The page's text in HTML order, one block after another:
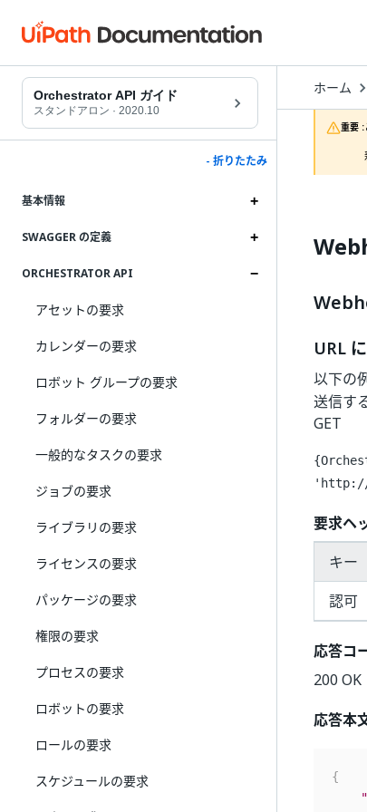
Orchestrator API ガイド
スタンドアロン · 2020.10
- 折りたたみ
基本情報
SWAGGER の定義
ORCHESTRATOR API
アセットの要求
カレンダーの要求
ロボット グループの要求
フォルダーの要求
一般的なタスクの要求
ジョブの要求
ライブラリの要求
ライセンスの要求
パッケージの要求
権限の要求
プロセスの要求
ロボットの要求
ロールの要求
スケジュールの要求
ホーム
重要 :
URL
以下の
送信す
GET
'http://
要求ヘ
キー
認可
応答コ
200 OK
応答本
{